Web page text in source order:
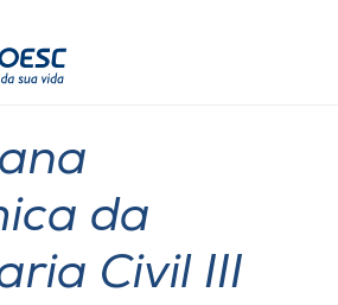
da
Civil III